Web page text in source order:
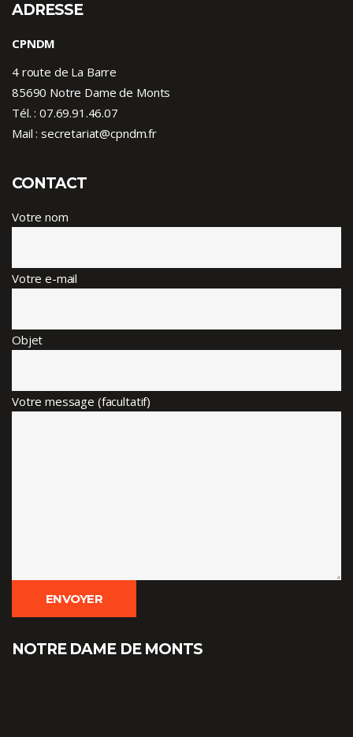
ADRESSE
CPNDM
4 route de La Barre
85690 Notre Dame de Monts
Tél. : 07.69.91.46.07
Mail : secretariat@cpndm.fr
CONTACT
Votre nom
Votre e-mail
Objet
Votre message (facultatif)
NOTRE DAME DE MONTS